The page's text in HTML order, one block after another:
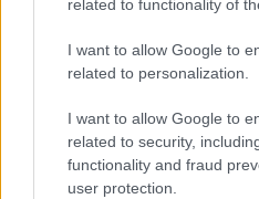
related to functionality of
I want to allow Google to
related to personalization.
I want to allow Google to
related to security,
functionality and fraud
user protection.
Michel Deguy a költészet
nevezetes. Tiszteletbeli